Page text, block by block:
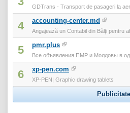
GDTrans - Transport de pasageri la
4 accounting-center.md
Angajează un Contabil din Bălți pentru
5 pmr.plus
Все объявления ПМР и Молдовы в
6 xp-pen.com
XP-PEN| Graphic drawing tablets
Publicitate